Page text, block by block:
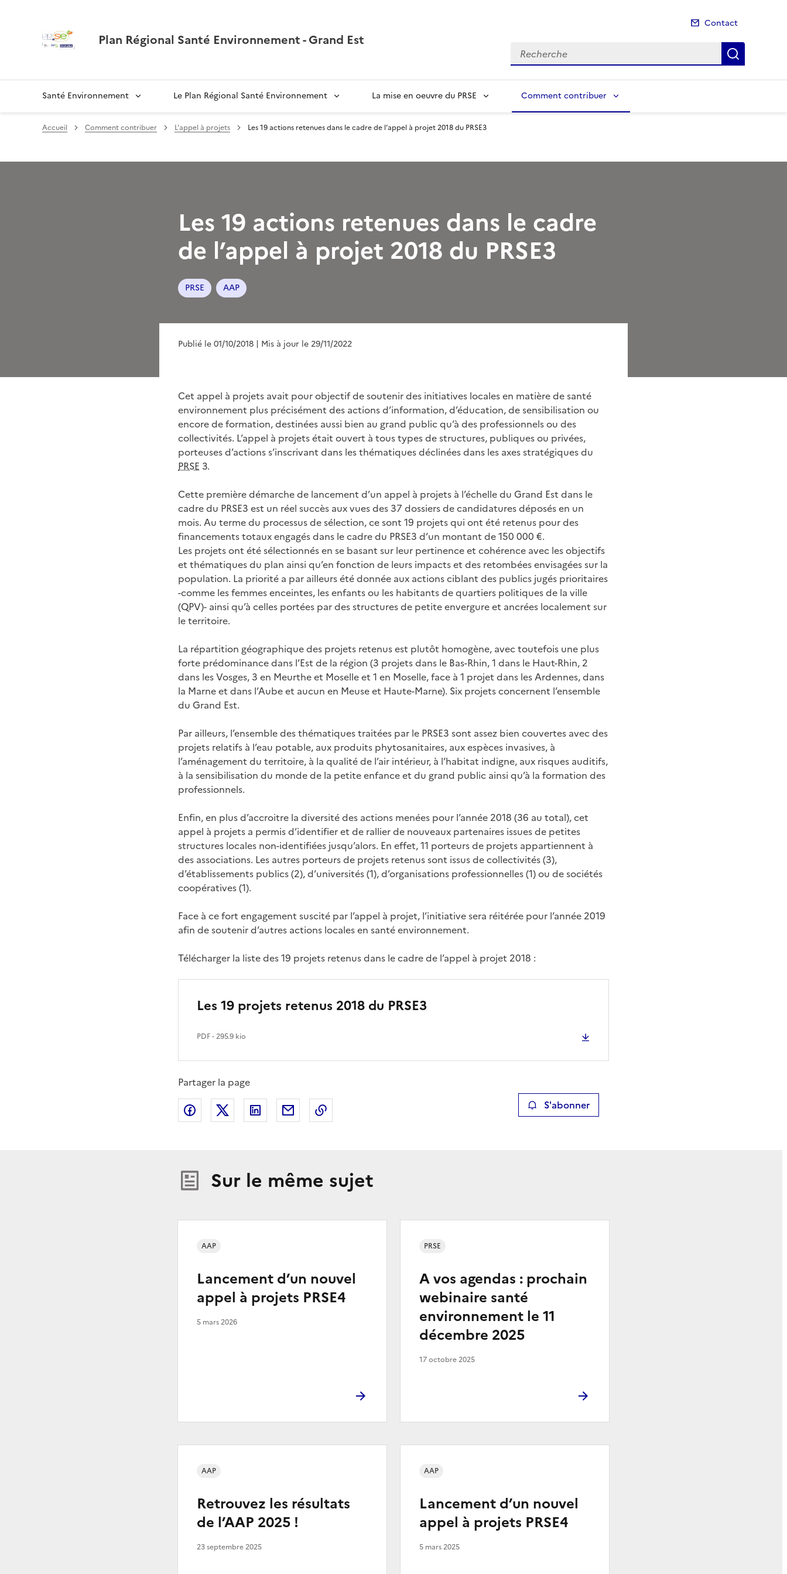
Plan Régional Santé Environnement - Grand Est
Contact
Recherche
Santé Environnement Le Plan Régional Santé Environnement La mise en oeuvre du PRSE Comment contribuer
Accueil Comment contribuer L’appel à projets Les 19 actions retenues dans le cadre de l’appel à projet 2018 du PRSE3
Les 19 actions retenues dans le cadre
de l’appel à projet 2018 du PRSE3
PRSE AAP
Publié le 01/10/2018 | Mis à jour le 29/11/2022
Cet appel à projets avait pour objectif de soutenir des initiatives locales en matière de santé
environnement plus précisément des actions d’information, d’éducation, de sensibilisation ou
encore de formation, destinées aussi bien au grand public qu’à des professionnels ou des
collectivités. L’appel à projets était ouvert à tous types de structures, publiques ou privées,
porteuses d’actions s’inscrivant dans les thématiques déclinées dans les axes stratégiques du
PRSE 3.
Cette première démarche de lancement d’un appel à projets à l’échelle du Grand Est dans le
cadre du PRSE3 est un réel succès aux vues des 37 dossiers de candidatures déposés en un
mois. Au terme du processus de sélection, ce sont 19 projets qui ont été retenus pour des
financements totaux engagés dans le cadre du PRSE3 d’un montant de 150 000 €.
Les projets ont été sélectionnés en se basant sur leur pertinence et cohérence avec les objectifs
et thématiques du plan ainsi qu’en fonction de leurs impacts et des retombées envisagées sur la
population. La priorité a par ailleurs été donnée aux actions ciblant des publics jugés prioritaires
-comme les femmes enceintes, les enfants ou les habitants de quartiers politiques de la ville
(QPV)- ainsi qu’à celles portées par des structures de petite envergure et ancrées localement sur
le territoire.
La répartition géographique des projets retenus est plutôt homogène, avec toutefois une plus
forte prédominance dans l’Est de la région (3 projets dans le Bas-Rhin, 1 dans le Haut-Rhin, 2
dans les Vosges, 3 en Meurthe et Moselle et 1 en Moselle, face à 1 projet dans les Ardennes, dans
la Marne et dans l’Aube et aucun en Meuse et Haute-Marne). Six projets concernent l’ensemble
du Grand Est.
Par ailleurs, l’ensemble des thématiques traitées par le PRSE3 sont assez bien couvertes avec des
projets relatifs à l’eau potable, aux produits phytosanitaires, aux espèces invasives, à
l’aménagement du territoire, à la qualité de l’air intérieur, à l’habitat indigne, aux risques auditifs,
à la sensibilisation du monde de la petite enfance et du grand public ainsi qu’à la formation des
professionnels.
Enfin, en plus d’accroitre la diversité des actions menées pour l’année 2018 (36 au total), cet
appel à projets a permis d’identifier et de rallier de nouveaux partenaires issues de petites
structures locales non-identifiées jusqu’alors. En effet, 11 porteurs de projets appartiennent à
des associations. Les autres porteurs de projets retenus sont issus de collectivités (3),
d’établissements publics (2), d’universités (1), d’organisations professionnelles (1) ou de sociétés
coopératives (1).
Face à ce fort engagement suscité par l’appel à projet, l’initiative sera réitérée pour l’année 2019
afin de soutenir d’autres actions locales en santé environnement.
Télécharger la liste des 19 projets retenus dans le cadre de l’appel à projet 2018 :
Les 19 projets retenus 2018 du PRSE3
PDF- 295.9 kio
Partager la page
Partager sur Facebook
Partager sur XPartager sur LinkedIn
Partager par emailCopier le lien de la page dans le presse-papier S'abonner
Sur le même sujet
Lancement d’un nouvel
appel à projets PRSE4
AAP
5 mars 2026
A vos agendas : prochain
webinaire santé
environnement le 11
décembre 2025
PRSE
17 octobre 2025
Retrouvez les résultats
de l’AAP 2025 !
AAP
23 septembre 2025
Lancement d’un nouvel
appel à projets PRSE4
AAP
5 mars 2025